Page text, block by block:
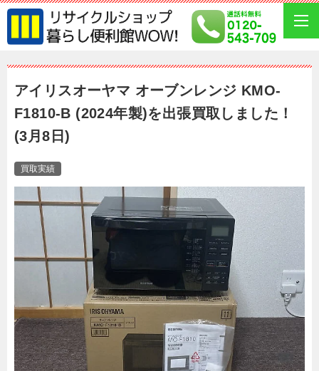
アイリスオーヤマ オーブンレンジ KMO-
F1810-B (2024年製)を出張買取しました！
(3月8日)
買取実績